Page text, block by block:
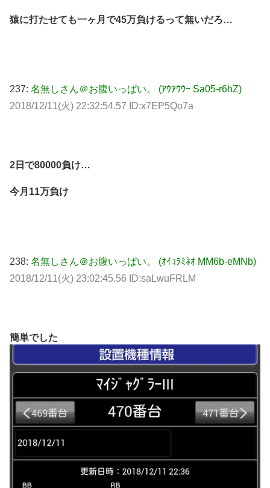
猿に打たせても一ヶ月で45万負けるって無いだろ…
237: 名無しさん＠お腹いっぱい。 (ｱｳｱｳｳｰ Sa05-r6hZ)
2018/12/11(火) 22:32:54.57 ID:x7EP5Qo7a
2日で80000負け…
今月11万負け
238: 名無しさん＠お腹いっぱい。 (ｵｲｺﾗﾐﾈｵ MM6b-eMNb)
2018/12/11(火) 23:02:45.56 ID:saLwuFRLM
簡単でした